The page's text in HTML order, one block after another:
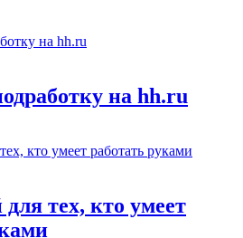
на hh.ru
тех, кто умеет